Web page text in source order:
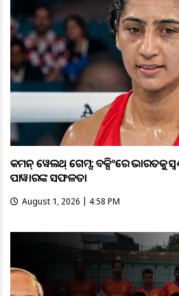
କମନ୍ ୱେଲଥ୍ ଗେମ୍ସ: ବକ୍ସିଂରେ ଭାରତକୁ
ପାୱାରଙ୍କ ସଫଳତା
August 1, 2026 | 4:58 PM